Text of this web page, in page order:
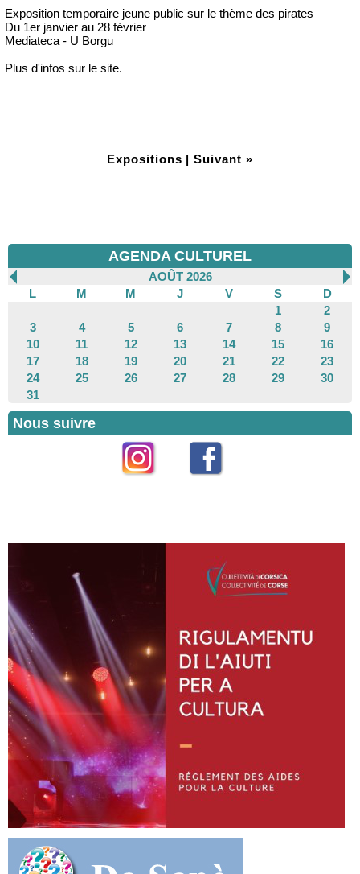
Exposition temporaire jeune public sur le thème des pirates
Du 1er janvier au 28 février
Mediateca - U Borgu
Plus d'infos sur le site.
Expositions | Suivant »
AGENDA CULTUREL
AOÛT 2026
L
M M J V S
D
1
2
3
4 5 6 7 8
9
10
11 12 13 14 15
16
17
18 19 20 21 22
23
24
25 26 27 28 29
30
31
Nous suivre